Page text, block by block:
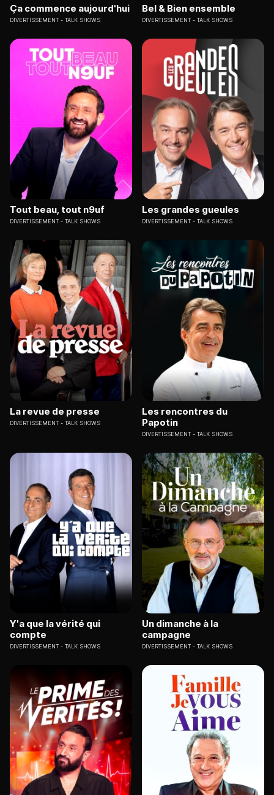
Ça commence aujourd'hui
DIVERTISSEMENT TALK SHOWS
Bel & Bien ensemble
DIVERTISSEMENT TALK SHOWS
Tout beau, tout n9uf
DIVERTISSEMENT TALK SHOWS
Les grandes gueules
DIVERTISSEMENT TALK SHOWS
La revue de presse
DIVERTISSEMENT TALK SHOWS
Les rencontres du
Papotin
DIVERTISSEMENT TALK SHOWS
Y'a que la vérité qui
compte
DIVERTISSEMENT TALK SHOWS
Un dimanche à la
campagne
DIVERTISSEMENT TALK SHOWS